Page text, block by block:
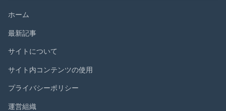
ホーム
最新記事
サイトについて
サイト内コンテンツの使用
プライバシーポリシー
運営組織